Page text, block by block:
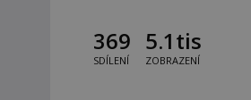
369
SDÍLENÍ
5.1tis
ZOBRAZENÍ